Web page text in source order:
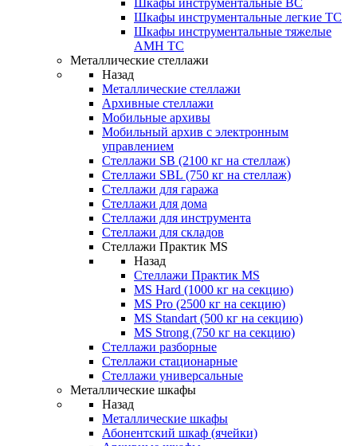
Шкафы инструментальные ВС
Шкафы инструментальные легкие ТС
Шкафы инструментальные тяжелые
AMH TC
Металлические стеллажи
Назад
Металлические стеллажи
Архивные стеллажи
Мобильные архивы
Мобильный архив с электронным
управлением
Стеллажи SB (2100 кг на стеллаж)
Стеллажи SBL (750 кг на стеллаж)
Стеллажи для гаража
Стеллажи для дома
Стеллажи для инструмента
Стеллажи для складов
Стеллажи Практик MS
Назад
Стеллажи Практик MS
MS Hard (1000 кг на секцию)
MS Pro (2500 кг на секцию)
MS Standart (500 кг на секцию)
MS Strong (750 кг на секцию)
Стеллажи разборные
Стеллажи стационарные
Стеллажи универсальные
Металлические шкафы
Назад
Металлические шкафы
Абонентский шкаф (ячейки)